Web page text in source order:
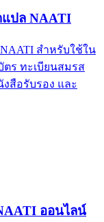
แปล NAATI
สำหรับใช้ใน
ตร ทะเบียนสมรส
สือรับรอง และ
ออนไลน์